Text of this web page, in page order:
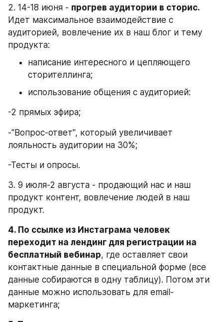
2. 14-18 июня -
Идет максимальное взаимодействие с
аудиторией, вовлечение их в наш блог и тему
продукта:
написание интересного и цепляющего
сторителлинга;
использование общения с аудиторией:
-2 прямых эфира;
-"Вопрос-ответ", который увеличивает
лояльность аудитории на 30%;
-Тесты и опросы.
3. 9 июля-2 августа - продающий нас и наш
продукт контент, вовлечение людей в наш
продукт.
4. По ссылке из Инстаграма человек
переходит на лендинг для регистрации на
бесплатный вебинар, где оставляет свои
контактные данные в специальной форме (все
данные собираются в одну таблицу). Потом эти
данные можно использовать для email-
маркетинга;